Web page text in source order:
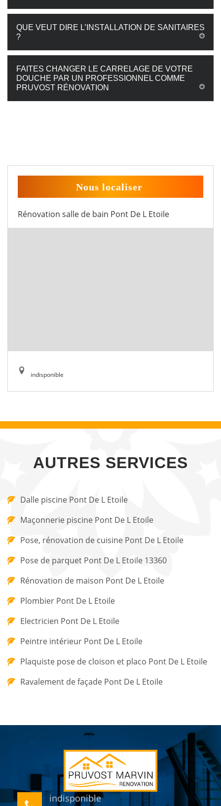
QUE VEUT DIRE L’INSTALLATION DE SANITAIRES
?
FAITES CHANGER LE CARRELAGE DE VOTRE
DOUCHE PAR UN PROFESSIONNEL COMME
PRUVOST RÉNOVATION
Nous localiser
Rénovation salle de bain Pont De L Etoile
indisponible
AUTRES SERVICES
Dalle piscine Pont De L Etoile
Maçonnerie piscine Pont De L Etoile
Pose, rénovation de cuisine Pont De L Etoile
Pose de parquet Pont De L Etoile 13360
Rénovation de maison Pont De L Etoile
Plombier Pont De L Etoile
Electricien Pont De L Etoile
Peintre intérieur Pont De L Etoile
Plaquiste pose de cloison et placo Pont De L Etoile
Ravalement de façade Pont De L Etoile
indisponible